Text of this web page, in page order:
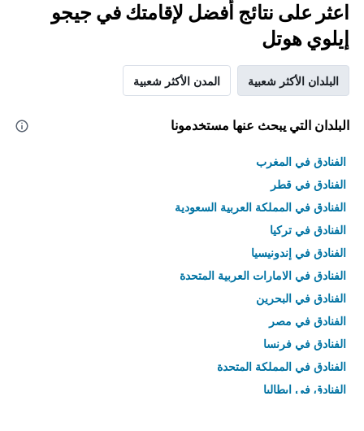
اعثر على نتائج أفضل لإقامتك في جيجو
إيلوي هوتل
البلدان الأكثر شعبية المدن الأكثر شعبية
البلدان التي يبحث عنها مستخدمونا
الفنادق في المغرب
الفنادق في قطر
الفنادق في المملكة العربية السعودية
الفنادق في تركيا
الفنادق في إندونيسيا
الفنادق في الامارات العربية المتحدة
الفنادق في البحرين
الفنادق في مصر
الفنادق في فرنسا
الفنادق في المملكة المتحدة
الفنادق في إيطاليا